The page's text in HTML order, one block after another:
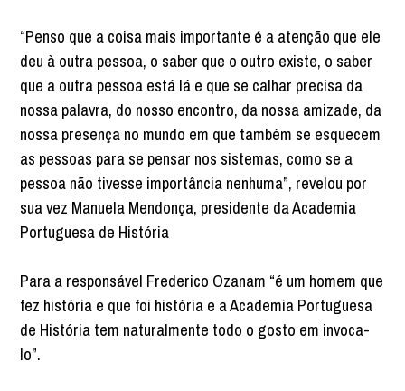
“Penso que a coisa mais importante é a atenção que ele
deu à outra pessoa, o saber que o outro existe, o saber
que a outra pessoa está lá e que se calhar precisa da
nossa palavra, do nosso encontro, da nossa amizade, da
nossa presença no mundo em que também se esquecem
as pessoas para se pensar nos sistemas, como se a
pessoa não tivesse importância nenhuma”, revelou por
sua vez Manuela Mendonça, presidente da Academia
Portuguesa de História
Para a responsável Frederico Ozanam “é um homem que
fez história e que foi história e a Academia Portuguesa
de História tem naturalmente todo o gosto em invoca-
lo”.